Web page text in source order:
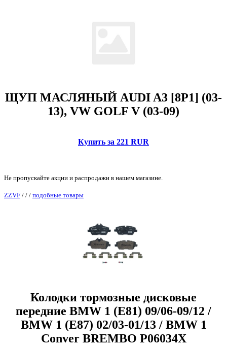
ЩУП МАСЛЯНЫЙ AUDI A3 [8P1] (03-
13), VW GOLF V (03-09)
Купить за 221 RUR
Не пропускайте акции и распродажи в нашем магазине.
ZZVF / / / подобные товары
Колодки тормозные дисковые
передние BMW 1 (E81) 09/06-09/12 /
BMW 1 (E87) 02/03-01/13 / BMW 1
Conver BREMBO P06034X